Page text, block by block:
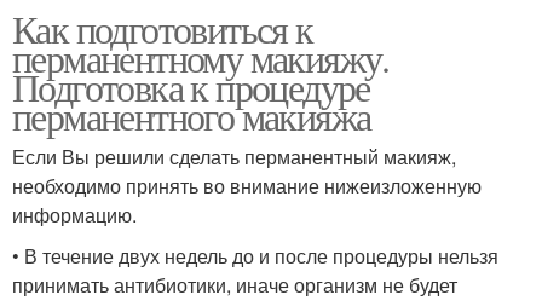
Как подготовиться к
перманентному макияжу.
Подготовка к процедуре
перманентного макияжа
Если Вы решили сделать перманентный макияж,
необходимо принять во внимание нижеизложенную
информацию.
• В течение двух недель до и после процедуры нельзя
принимать антибиотики, иначе организм не будет